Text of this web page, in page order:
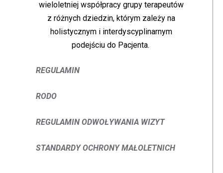
wieloletniej współpracy grupy terapeutów
z różnych dziedzin, którym zależy na
holistycznym i interdyscyplinarnym
podejściu do Pacjenta.
REGULAMIN
RODO
REGULAMIN ODWOŁYWANIA WIZYT
STANDARDY OCHRONY MAŁOLETNICH